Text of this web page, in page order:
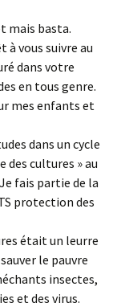
mais basta.
vous suivre au
dans votre
en tous genre.
mes enfants et
dans un cycle
des cultures » au
fais partie de la
protection des
était un leurre
le pauvre
insectes,
et des virus.